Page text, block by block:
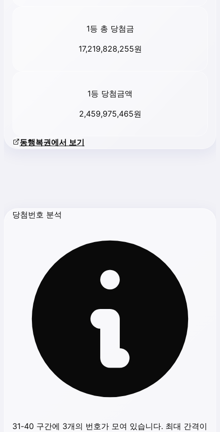
1등 총 당첨금
17,219,828,255원
1등 당첨금액
2,459,975,465원
동행복권에서 보기
당첨번호 분석
31-40 구간에 3개의 번호가 모여 있습니다. 최대 간격이